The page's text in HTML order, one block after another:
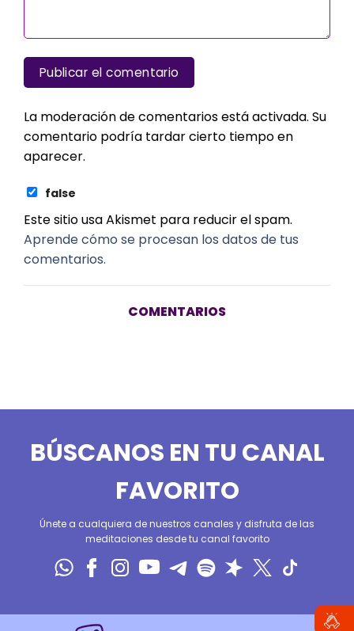
La moderación de comentarios está activada. Su
comentario podría tardar cierto tiempo en
aparecer.
false
Este sitio usa Akismet para reducir el spam.
Aprende cómo se procesan los datos de tus
comentarios.
COMENTARIOS
BÚSCANOS EN TU CANAL
FAVORITO
Únete a cualquiera de nuestros canales y disfruta de las
meditaciones desde tu canal favorito